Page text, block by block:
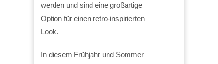
werden und sind eine großartige
Option für einen retro-inspirierten
Look.
In diesem Frühjahr und Sommer